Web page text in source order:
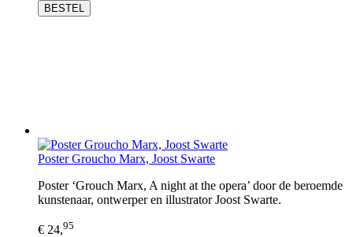
BESTEL
Poster Groucho Marx, Joost Swarte
Poster ‘Grouch Marx, A night at the opera’ door de beroemde
kunstenaar, ontwerper en illustrator Joost Swarte.
€ 24,95